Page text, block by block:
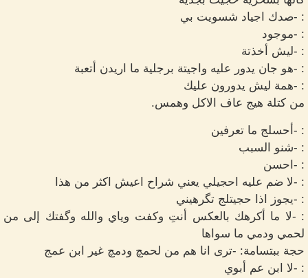
: -صدك اجياد شسويت بي
: -موجود
: -ليش أخذتة
: -هو جان يدور عليه واجيتة برجلية ما اريدن أتعبة
: -همة ليش يدورون عليك
من كتلة هيج عاف الاكل وهمس.
: -أحسلج ما تعرفين
: -شنو السبب
: -احسن
: -لا ضم عليه احجيلي يعني شراح اعيش اكثر من هذا
: -يجوز اذا حجيتلج تگرهيني
: -لا ما أكرهك بالعكس أنتِ وكفت وياي والله وگفتك إلى من
لحمي ودمي ما سواها
حجة ببتسامة: -ترى انا هم من لحمچ ودمچ غير ابن عمج
: -لا ابن عم أبوي